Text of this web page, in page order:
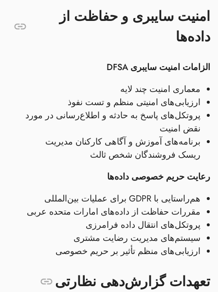
امنیت سایبری و حفاظت از
داده‌ها
الزامات امنیت سایبری DFSA
معماری امنیت چند لایه
ارزیابی‌های امنیتی منظم و تست نفوذ
پروتکل‌های پاسخ به حادثه و اطلاع‌رسانی در مورد
نقض امنیت
برنامه‌های آموزش و آگاهی کارکنان مدیریت
ریسک فروشندگان شخص ثالث
رعایت حریم خصوصی داده‌ها
هم‌راستایی با GDPR برای عملیات بین‌المللی
مقررات حفاظت از داده‌های امارات متحده عربی
پروتکل‌های انتقال داده فرامرزی
سیستم‌های مدیریت رضایت مشتری
ارزیابی‌های منظم تأثیر بر حریم خصوصی
تعهدات گزارش‌دهی نظارتی